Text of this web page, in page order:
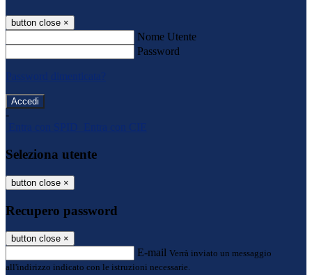
button close ×
Nome Utente
Password
Password dimenticata?
-
Entra con SPID
Entra con CIE
Seleziona utente
button close ×
Recupero password
button close ×
E-mail Verrà inviato un messaggio
all'indirizzo indicato con le istruzioni necessarie.